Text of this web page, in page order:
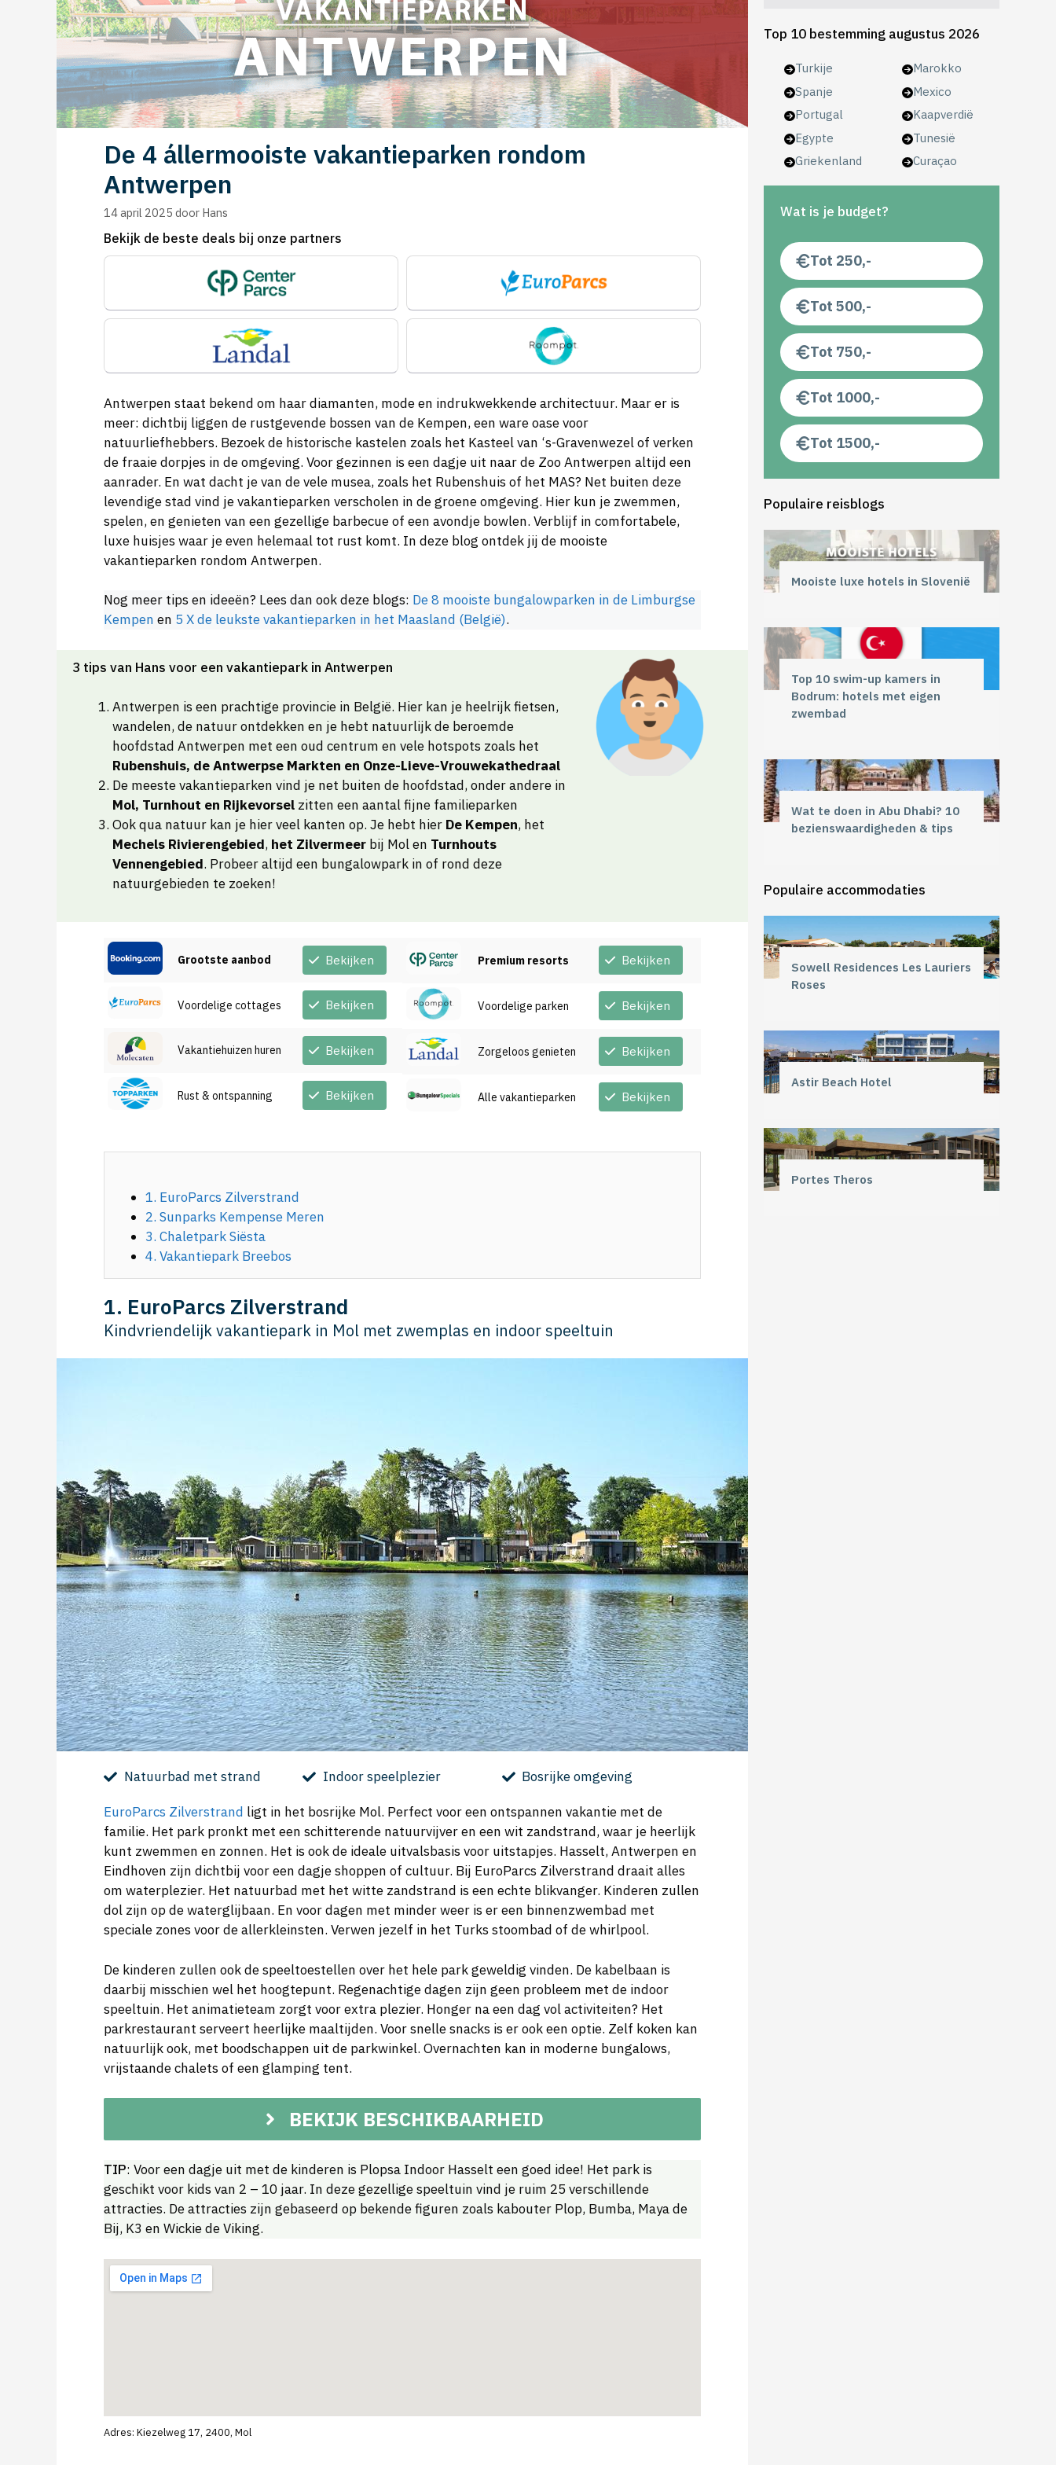
De 4 állermooiste vakantieparken rondom
Antwerpen
14 april 2025 door Hans
Bekijk de beste deals bij onze partners
Antwerpen staat bekend om haar diamanten, mode en indrukwekkende architectuur. Maar er is
meer: dichtbij liggen de rustgevende bossen van de Kempen, een ware oase voor
natuurliefhebbers. Bezoek de historische kastelen zoals het Kasteel van ‘s-Gravenwezel of verken
de fraaie dorpjes in de omgeving. Voor gezinnen is een dagje uit naar de Zoo Antwerpen altijd een
aanrader. En wat dacht je van de vele musea, zoals het Rubenshuis of het MAS? Net buiten deze
levendige stad vind je vakantieparken verscholen in de groene omgeving. Hier kun je zwemmen,
spelen, en genieten van een gezellige barbecue of een avondje bowlen. Verblijf in comfortabele,
luxe huisjes waar je even helemaal tot rust komt. In deze blog ontdek jij de mooiste
vakantieparken rondom Antwerpen.
Nog meer tips en ideeën? Lees dan ook deze blogs: De 8 mooiste bungalowparken in de Limburgse
Kempen en 5 X de leukste vakantieparken in het Maasland (België).
3 tips van Hans voor een vakantiepark in Antwerpen
Antwerpen is een prachtige provincie in België. Hier kan je heelrijk fietsen,
wandelen, de natuur ontdekken en je hebt natuurlijk de beroemde
hoofdstad Antwerpen met een oud centrum en vele hotspots zoals het
Rubenshuis, de Antwerpse Markten en Onze-Lieve-Vrouwekathedraal
De meeste vakantieparken vind je net buiten de hoofdstad, onder andere in
Mol, Turnhout en Rijkevorsel zitten een aantal fijne familieparken
Ook qua natuur kan je hier veel kanten op. Je hebt hier De Kempen, het
Mechels Rivierengebied, het Zilvermeer bij Mol en Turnhouts
Vennengebied. Probeer altijd een bungalowpark in of rond deze
natuurgebieden te zoeken!
Grootste aanbod Bekijken
Voordelige cottages Bekijken
Vakantiehuizen huren Bekijken
Rust & ontspanning Bekijken
Premium resorts Bekijken
Voordelige parken Bekijken
Zorgeloos genieten Bekijken
Alle vakantieparken Bekijken
1. EuroParcs Zilverstrand
2. Sunparks Kempense Meren
3. Chaletpark Siësta
4. Vakantiepark Breebos
1. EuroParcs Zilverstrand
Kindvriendelijk vakantiepark in Mol met zwemplas en indoor speeltuin
Natuurbad met strand Indoor speelplezier Bosrijke omgeving
EuroParcs Zilverstrand ligt in het bosrijke Mol. Perfect voor een ontspannen vakantie met de
familie. Het park pronkt met een schitterende natuurvijver en een wit zandstrand, waar je heerlijk
kunt zwemmen en zonnen. Het is ook de ideale uitvalsbasis voor uitstapjes. Hasselt, Antwerpen en
Eindhoven zijn dichtbij voor een dagje shoppen of cultuur. Bij EuroParcs Zilverstrand draait alles
om waterplezier. Het natuurbad met het witte zandstrand is een echte blikvanger. Kinderen zullen
dol zijn op de waterglijbaan. En voor dagen met minder weer is er een binnenzwembad met
speciale zones voor de allerkleinsten. Verwen jezelf in het Turks stoombad of de whirlpool.
De kinderen zullen ook de speeltoestellen over het hele park geweldig vinden. De kabelbaan is
daarbij misschien wel het hoogtepunt. Regenachtige dagen zijn geen probleem met de indoor
speeltuin. Het animatieteam zorgt voor extra plezier. Honger na een dag vol activiteiten? Het
parkrestaurant serveert heerlijke maaltijden. Voor snelle snacks is er ook een optie. Zelf koken kan
natuurlijk ook, met boodschappen uit de parkwinkel. Overnachten kan in moderne bungalows,
vrijstaande chalets of een glamping tent.
BEKIJK BESCHIKBAARHEID
TIP: Voor een dagje uit met de kinderen is Plopsa Indoor Hasselt een goed idee! Het park is
geschikt voor kids van 2 – 10 jaar. In deze gezellige speeltuin vind je ruim 25 verschillende
attracties. De attracties zijn gebaseerd op bekende figuren zoals kabouter Plop, Bumba, Maya de
Bij, K3 en Wickie de Viking.
Adres: Kiezelweg 17, 2400, Mol
Top 10 bestemming augustus 2026
Turkije
Spanje
Portugal
Egypte
Griekenland
Marokko
Mexico
Kaapverdië
Tunesië
Curaçao
Wat is je budget?
Tot 250,-
Tot 500,-
Tot 750,-
Tot 1000,-
Tot 1500,-
Populaire reisblogs
Mooiste luxe hotels in Slovenië
Top 10 swim-up kamers in
Bodrum: hotels met eigen
zwembad
Wat te doen in Abu Dhabi? 10
bezienswaardigheden & tips
Populaire accommodaties
Sowell Residences Les Lauriers
Roses
Astir Beach Hotel
Portes Theros